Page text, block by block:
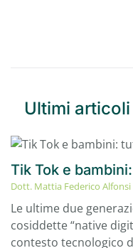
Ultimi
Tik Tok e
Dott. Mattia Federico
Le ultime due
cosiddette “native
contesto tecnologico